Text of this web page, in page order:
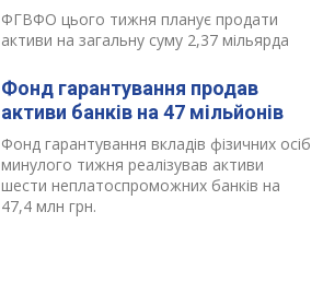
ФГВФО цього тижня планує продати
активи на загальну суму 2,37 мільярда
Фонд гарантування продав
активи банків на 47 мільйонів
Фонд гарантування вкладів фізичних осіб
минулого тижня реалізував активи
шести неплатоспроможних банків на
47,4 млн грн.